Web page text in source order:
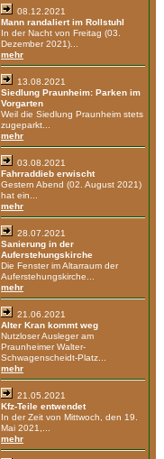
08.12.2021
Mann randaliert im Rollstuhl
In der Nacht von Freitag (03.
Dezember 2021)...
mehr
13.08.2021
Siedlung Praunheim: Parken im
Vorgarten
Weil die Siedlung Praunheim stets
zugeparkt...
mehr
03.08.2021
Fahrraddieb erwischt
Gestern Abend (02. August 2021)
hat ein...
mehr
28.07.2021
Sanierung in der
Auferstehungskirche
Die Fenster im Altarraum der
Auferstehungskirche...
mehr
21.06.2021
Alter Kran kommt weg
Nutzloser Ausleger am
Praunheimer Walter-
Schwagenscheidt-Platz...
mehr
21.05.2021
Kfz-Teile entwendet
In der Zeit von Mittwoch, den 19.
Mai 2021,...
mehr